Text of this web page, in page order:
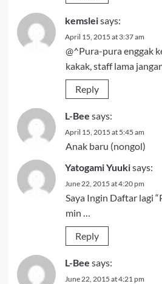
kemsleisays:
April 15, 2015 at 3:37 am
@^Pura-pura enggak
kakak, staff lama
Reply
L-Bee says:
April 15, 2015 at 5:45 am
Anak baru (nongol)
Yatogami Yuukisays:
June 22, 2015 at 4:20 pm
Saya Ingin Daftar lagi
min …
Reply
L-Bee says:
June 22, 2015 at 4:21 pm